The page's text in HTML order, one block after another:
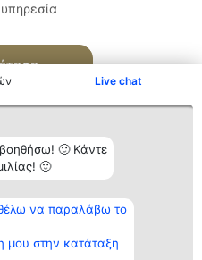
Live chat
🙂 Κάντε
🙂
θέλω να παραλάβω το
μου στην κατάταξη
Επικοινωνία
Επικοινωνία